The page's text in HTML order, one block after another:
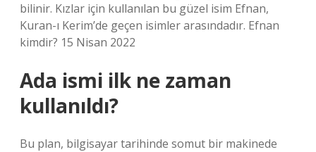
bilinir. Kızlar için kullanılan bu güzel isim Efnan,
Kuran-ı Kerim’de geçen isimler arasındadır. Efnan
kimdir? 15 Nisan 2022
Ada ismi ilk ne zaman
kullanıldı?
Bu plan, bilgisayar tarihinde somut bir makinede